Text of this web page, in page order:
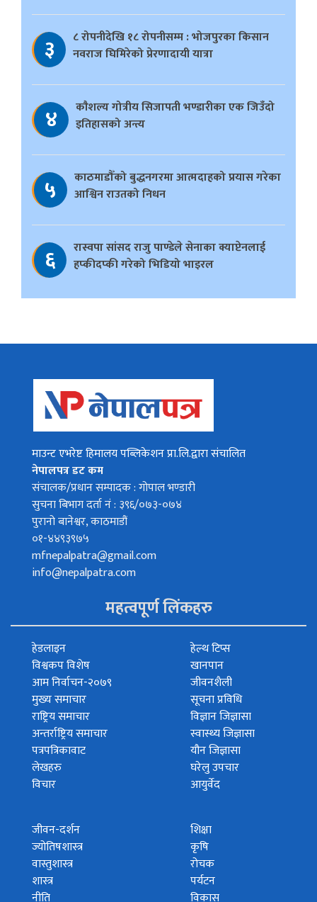
३
८ रोपनीदेखि १८ रोपनीसम्म : भोजपुरका किसान
नवराज घिमिरेको प्रेरणादायी यात्रा
४
काैशल्य गोत्रीय सिजापती भण्डारीका एक जिउँदो
इतिहासको अन्त्य
५
काठमाडौँको बुद्धनगरमा आत्मदाहको प्रयास गरेका
आश्विन राउतको निधन
६
रास्वपा सांसद राजु पाण्डेले सेनाका क्याप्टेनलाई
हप्कीदप्की गरेको भिडियो भाइरल
माउन्ट एभरेष्ट हिमालय पब्लिकेशन प्रा.लि.द्वारा संचालित
नेपालपत्र डट कम
संचालक/प्रधान सम्पादक : गोपाल भण्डारी
सुचना बिभाग दर्ता नं : ३९६/०७३-०७४
पुरानो बानेश्वर, काठमाडौं
०१-४४९३९७५
mfnepalpatra@gmail.com
info@nepalpatra.com
महत्वपूर्ण लिंकहरु
हेडलाइन
विश्वकप विशेष
आम निर्वाचन-२०७९
मुख्य समाचार
राष्ट्रिय समाचार
अन्तर्राष्ट्रिय समाचार
पत्रपत्रिकावाट
लेखहरु
विचार
हेल्थ टिप्स
खानपान
जीवनशैली
सूचना प्रविधि
विज्ञान जिज्ञासा
स्वास्थ्य जिज्ञासा
यौन जिज्ञासा
घरेलु उपचार
आयुर्वेद
जीवन-दर्शन
ज्योतिषशास्त्र
वास्तुशास्त्र
शास्त्र
शिक्षा
कृषि
रोचक
पर्यटन